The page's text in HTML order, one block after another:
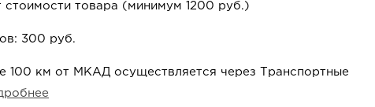
стоимости товара (минимум 1200 руб.)
300 руб.
100 км от МКАД осуществляется через Транспортные